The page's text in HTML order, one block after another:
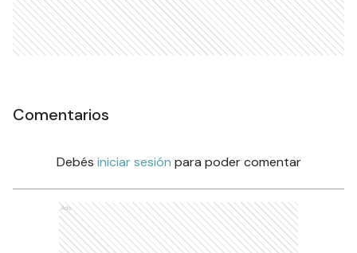
Comentarios
Debés iniciar sesión para poder comentar
Ads